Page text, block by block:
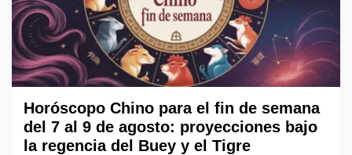
Horóscopo Chino para el fin de semana
del 7 al 9 de agosto: proyecciones bajo
la regencia del Buey y el Tigre